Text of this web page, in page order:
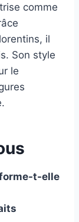
comme
il
Son style
le
t-elle